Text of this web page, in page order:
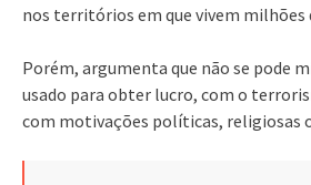
nos territórios em que vivem milhões
Porém, argumenta que não se pode
usado para obter lucro, com o
com motivações políticas, religiosas